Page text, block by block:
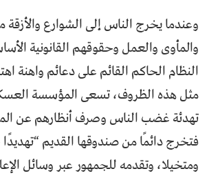
وعندما يخرج الناس إلى الشوارع والأزقة
والمأوى والعمل وحقوقهم القانونية
النظام الحاكم القائم على دعائم واهنة
مثل هذه الظروف، تسعى المؤسسة
تهدئة غضب الناس وصرف أنظارهم عن
فتخرج دائمًا من صندوقها القديم
ومتخيلا، وتقدمه للجمهور عبر وسائل